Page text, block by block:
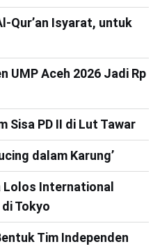
Qur’an Isyarat, untuk
UMP Aceh 2026 Jadi Rp
Sisa PD II di Lut Tawar
dalam Karung’
Lolos International
Tokyo
Tim Independen